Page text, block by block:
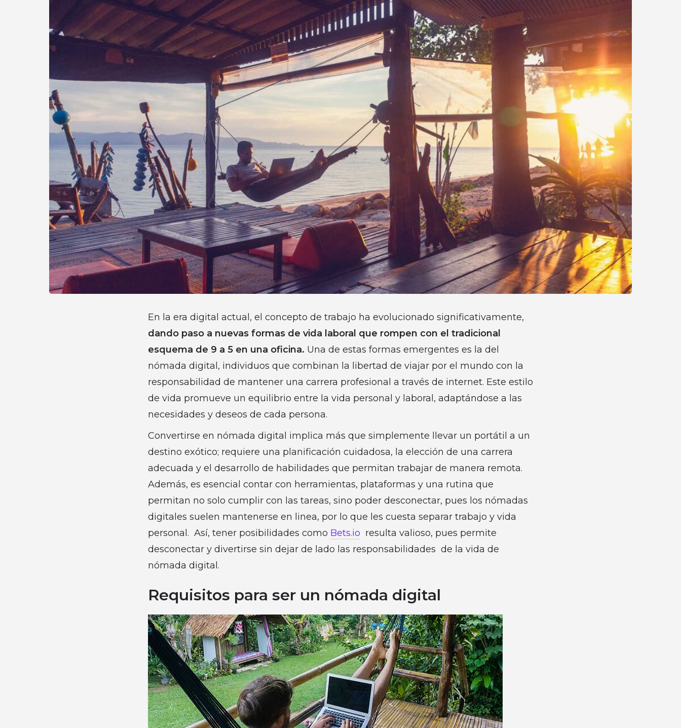
En la era digital actual, el concepto de trabajo ha evolucionado significativamente,
dando paso a nuevas formas de vida laboral que rompen con el tradicional
esquema de 9 a 5 en una oficina. Una de estas formas emergentes es la del
nómada digital, individuos que combinan la libertad de viajar por el mundo con la
responsabilidad de mantener una carrera profesional a través de internet. Este estilo
de vida promueve un equilibrio entre la vida personal y laboral, adaptándose a las
necesidades y deseos de cada persona.
Convertirse en nómada digital implica más que simplemente llevar un portátil a un
destino exótico; requiere una planificación cuidadosa, la elección de una carrera
adecuada y el desarrollo de habilidades que permitan trabajar de manera remota.
Además, es esencial contar con herramientas, plataformas y una rutina que
permitan no solo cumplir con las tareas, sino poder desconectar, pues los nómadas
digitales suelen mantenerse en linea, por lo que les cuesta separar trabajo y vida
personal. Así, tener posibilidades como Bets.io resulta valioso, pues permite
desconectar y divertirse sin dejar de lado las responsabilidades de la vida de
nómada digital.
Requisitos para ser un nómada digital